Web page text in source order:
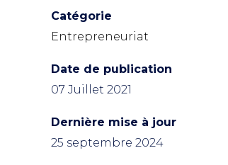
Catégorie
Entrepreneuriat
Date de publication
07 Juillet 2021
Dernière mise à jour
25 septembre 2024